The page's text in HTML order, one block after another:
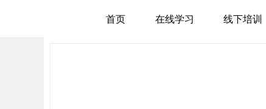
首页 在线学习 线下培训